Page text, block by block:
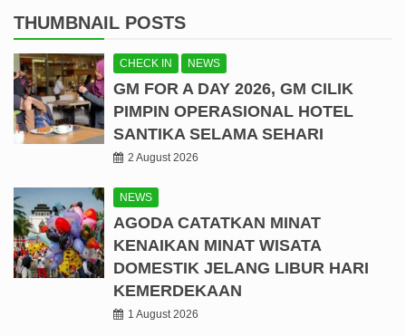
THUMBNAIL POSTS
CHECK IN NEWS
GM FOR A DAY 2026, GM CILIK
PIMPIN OPERASIONAL HOTEL
SANTIKA SELAMA SEHARI
2 August 2026
NEWS
AGODA CATATKAN MINAT
KENAIKAN MINAT WISATA
DOMESTIK JELANG LIBUR HARI
KEMERDEKAAN
1 August 2026